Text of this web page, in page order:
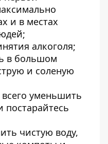
и в местах
алкоголя;
в большом
и соленую
уменьшить
постарайтесь
чистую воду,